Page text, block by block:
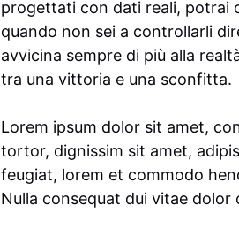
progettati con dati reali, potrai
quando non sei a controllarli
avvicina sempre di più alla
tra una vittoria e una sconfitta.
Lorem ipsum dolor sit amet,
tortor, dignissim sit amet,
feugiat, lorem et commodo
Nulla consequat dui vitae